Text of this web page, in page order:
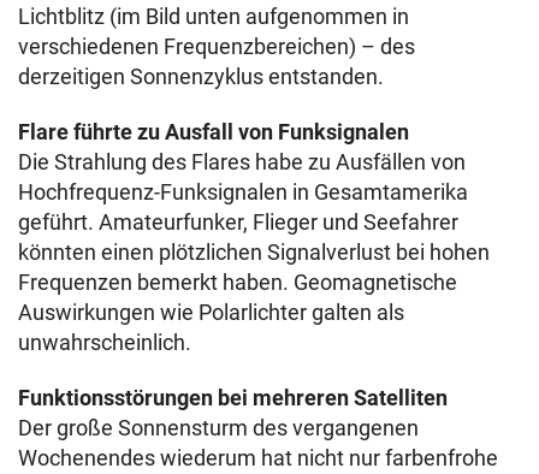
Lichtblitz (im Bild unten aufgenommen in
verschiedenen Frequenzbereichen) – des
derzeitigen Sonnenzyklus entstanden.
Flare führte zu Ausfall von Funksignalen
Die Strahlung des Flares habe zu Ausfällen von
Hochfrequenz-Funksignalen in Gesamtamerika
geführt. Amateurfunker, Flieger und Seefahrer
könnten einen plötzlichen Signalverlust bei hohen
Frequenzen bemerkt haben. Geomagnetische
Auswirkungen wie Polarlichter galten als
unwahrscheinlich.
Funktionsstörungen bei mehreren Satelliten
Der große Sonnensturm des vergangenen
Wochenendes wiederum hat nicht nur farbenfrohe